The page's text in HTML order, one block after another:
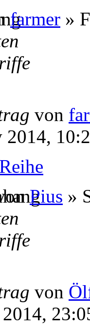
farmer »
von
2014,
Pius »
von